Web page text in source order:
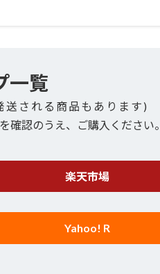
一覧
される商品もあります)
認のうえ、ご購入ください。
楽天市場
Yahoo! R